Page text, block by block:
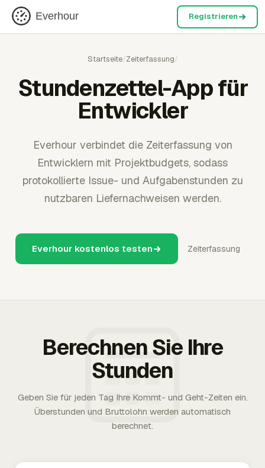
Everhour Registrieren
Startseite/Zeiterfassung/
Stundenzettel-App für
Entwickler
Everhour verbindet die Zeiterfassung von
Entwicklern mit Projektbudgets, sodass
protokollierte Issue- und Aufgabenstunden zu
nutzbaren Liefernachweisen werden.
Everhour kostenlos testen Zeiterfassung
Berechnen Sie Ihre
Stunden
Geben Sie für jeden Tag Ihre Kommt- und Geht-Zeiten ein.
Überstunden und Bruttolohn werden automatisch
berechnet.